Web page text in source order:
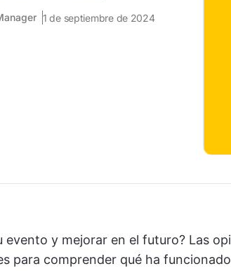
1 de septiembre de 2024
evento y mejorar en el futuro? Las
para comprender qué ha